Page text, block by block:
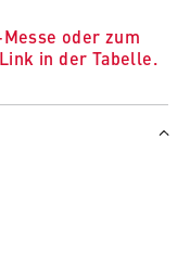
oder zum
in der Tabelle.